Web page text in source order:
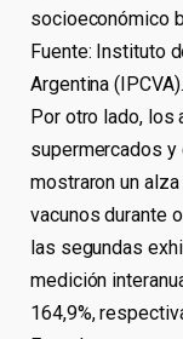
socioeconómico
Fuente: Instituto
Argentina (IPCVA).
Por otro lado, los
supermercados
mostraron un
vacunos durante
las segundas
medición
164,9%,